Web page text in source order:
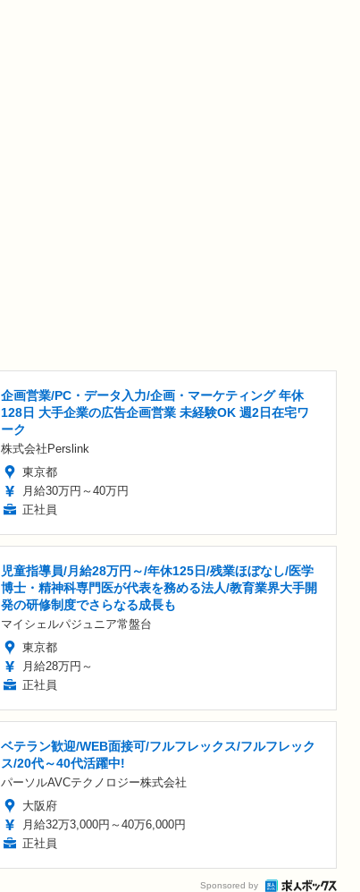
企画営業/PC・データ入力/企画・マーケティング 年休
128日 大手企業の広告企画営業 未経験OK 週2日在宅ワ
ーク
株式会社Perslink
東京都
月給30万円～40万円
正社員
児童指導員/月給28万円～/年休125日/残業ほぼなし/医学
博士・精神科専門医が代表を務める法人/教育業界大手開
発の研修制度でさらなる成長も
マイシェルパジュニア常盤台
東京都
月給28万円～
正社員
ベテラン歓迎/WEB面接可/フルフレックス/フルフレック
ス/20代～40代活躍中!
パーソルAVCテクノロジー株式会社
大阪府
月給32万3,000円～40万6,000円
正社員
Sponsored by